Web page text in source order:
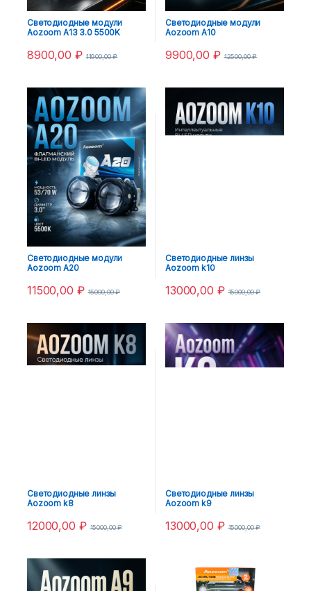
Светодиодные модули
Aozoom A13 3.0 5500K
8900,00 ₽ 11900,00₽
Светодиодные модули
Aozoom A10
9900,00 ₽ 12500,00₽
Светодиодные модули
Aozoom A20
11500,00 ₽ 15000,00₽
Светодиодные линзы
Aozoom k10
13000,00 ₽ 15000,00₽
Светодиодные линзы
Aozoom k8
12000,00 ₽ 15000,00₽
Светодиодные линзы
Aozoom k9
13000,00 ₽ 15000,00₽